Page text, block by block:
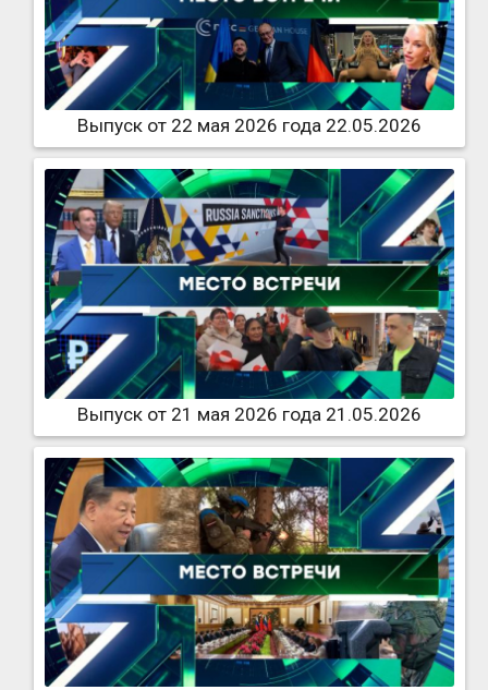
Выпуск от 22 мая 2026 года 22.05.2026
Выпуск от 21 мая 2026 года 21.05.2026